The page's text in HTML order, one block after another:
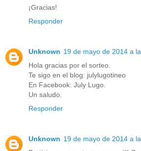
¡Gracias!
Responder
Unknown 19 de mayo de 2014 a
Hola gracias por el sorteo.
Te sigo en el blog: julylugotineo
En Facebook: July Lugo.
Un saludo.
Responder
Unknown 19 de mayo de 2014 a